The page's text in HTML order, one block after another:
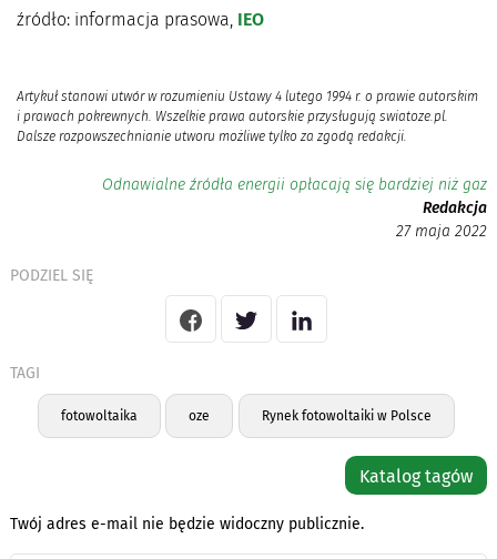
źródło: informacja prasowa, IEO
Artykuł stanowi utwór w rozumieniu Ustawy 4 lutego 1994 r. o prawie autorskim
i prawach pokrewnych. Wszelkie prawa autorskie przysługują swiatoze.pl.
Dalsze rozpowszechnianie utworu możliwe tylko za zgodą redakcji.
Odnawialne źródła energii opłacają się bardziej niż gaz
Redakcja
27 maja 2022
PODZIEL SIĘ
TAGI
fotowoltaika oze Rynek fotowoltaiki w Polsce
Katalog tagów
Twój adres e-mail nie będzie widoczny publicznie.